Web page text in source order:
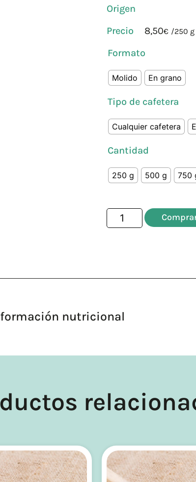
Origen
8,50€ /250 g
Formato
Molido En grano
Tipo de cafetera
Cualquier cafetera
Cantidad
250 g 500 g 750
nutricional